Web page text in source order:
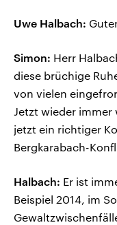
Uwe Halbach:
Simon: Herr
diese brüchige
von vielen
Jetzt wieder immer
jetzt ein richtiger
Bergkarabach-
Halbach: Er ist
Beispiel 2014, im